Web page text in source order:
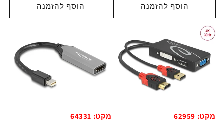
הוסף להזמנה הוסף להזמנה
מקט: 62959 מקט: 64331